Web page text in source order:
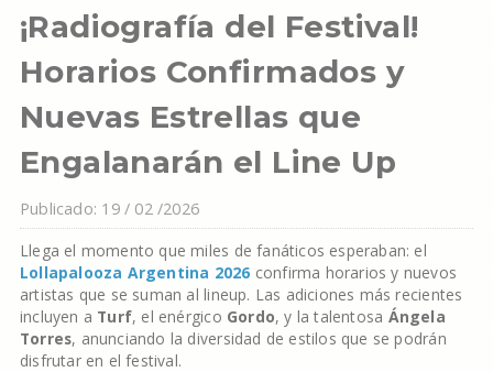
¡Radiografía del Festival!
Horarios Confirmados y
Nuevas Estrellas que
Engalanarán el Line Up
Publicado: 19 / 02 /2026
Llega el momento que miles de fanáticos esperaban: el
Lollapalooza Argentina 2026 confirma horarios y nuevos
artistas que se suman al lineup. Las adiciones más recientes
incluyen a Turf, el enérgico Gordo, y la talentosa Ángela
Torres, anunciando la diversidad de estilos que se podrán
disfrutar en el festival.